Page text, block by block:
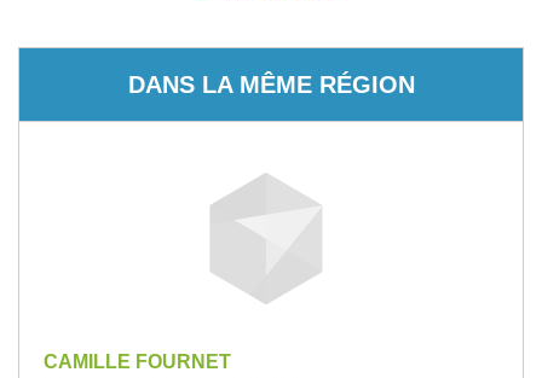
DANS LA MÊME RÉGION
CAMILLE FOURNET